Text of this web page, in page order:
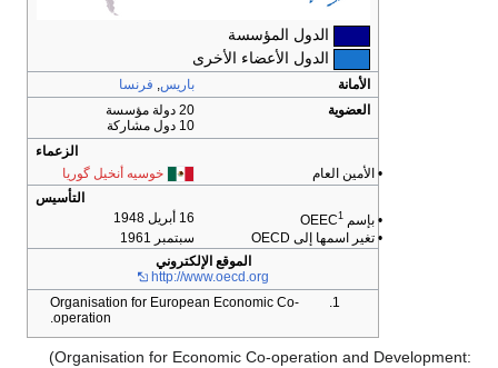
الدول المؤسسة
الدول الأعضاء الأخرى
الأمانة باريس, فرنسا
العضوية
20 دولة مؤسسة
10 دول مشاركة
الزعماء
• الأمين العام
خوسيه أنخيل گوريا
التأسيس
• بإسم OEEC1
16 أبريل 1948
• تغير اسمها إلى OECD
سبتمبر 1961
الموقع الإلكتروني
http://www.oecd.org
Organisation for European Economic Co-
operation.
:Organisation for Economic Co-operation and Development)